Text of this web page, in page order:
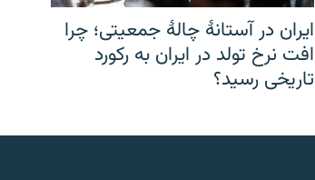
ایران در آستانهٔ چالهٔ جمعیتی؛ چرا
افت نرخ تولد در ایران به رکورد
تاریخی رسید؟